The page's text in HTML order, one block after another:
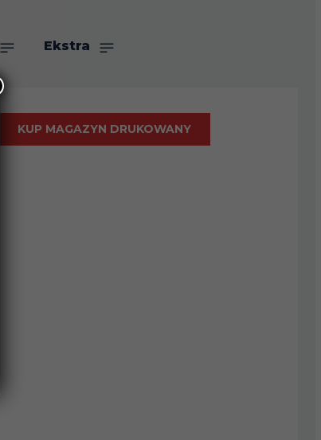
Ekstra
KUP MAGAZYN DRUKOWANY